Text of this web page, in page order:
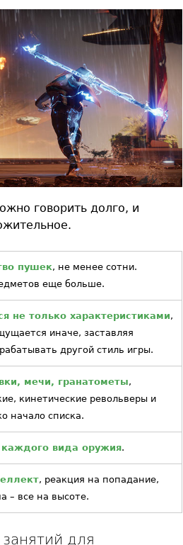
говорить долго, и
пушек, не менее сотни.
еще больше.
не только характеристиками,
иначе, заставляя
другой стиль игры.
мечи, гранатометы,
кинетические револьверы и
начало списка.
вида оружия.
, реакция на попадание,
– все на высоте.
для